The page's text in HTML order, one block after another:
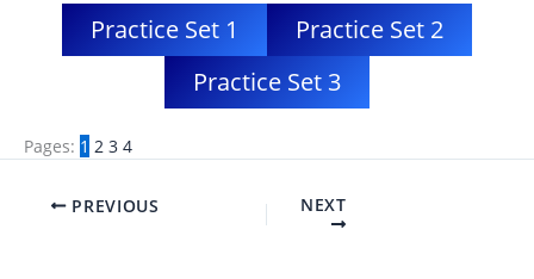
Practice Set 1
Practice Set 2
Practice Set 3
Pages: 1 2 3 4
PREVIOUS NEXT